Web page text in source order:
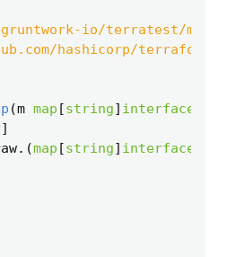
gruntwork-io/terratest/
hashicorp/
(m map [string] interface
]
.(map [string] interface